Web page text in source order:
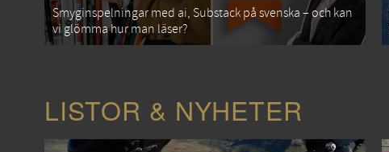
Smyginspelningar med ai, Substack på svenska – och kan
vi glömma hur man läser?
LISTOR & NYHETER